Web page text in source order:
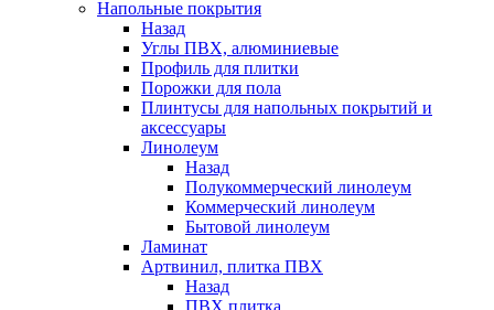
Напольные покрытия
Назад
Углы ПВХ, алюминиевые
Профиль для плитки
Порожки для пола
Плинтусы для напольных покрытий и
аксессуары
Линолеум
Назад
Полукоммерческий линолеум
Коммерческий линолеум
Бытовой линолеум
Ламинат
Артвинил, плитка ПВХ
Назад
ПВХ плитка